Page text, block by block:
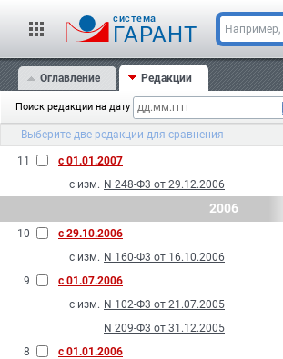
cистема
ГАРАНТ Например,
Оглавление Редакции
Поиск редакции на дату
Выберите две редакции для сравнения
с изм.
N 219-Ф3 от 19.07.2007
с 01.07.2007
с изм. N 248-Ф3 от 29.12.2006
12
с 01.04.2007
с изм. N 248-Ф3 от 29.12.2006
N 55-Ф3 от 20.04.2007
11
с 01.01.2007
с изм. N 248-Ф3 от 29.12.2006
2006
10
с 29.10.2006
с изм. N 160-Ф3 от 16.10.2006
9
с 01.07.2006
с изм. N 102-Ф3 от 21.07.2005
N 209-Ф3 от 31.12.2005
8
с 01.01.2006